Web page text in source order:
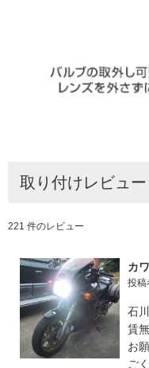
取り付けレビュー
221 件のレビュー
カ
投稿
石
賃
お
ご